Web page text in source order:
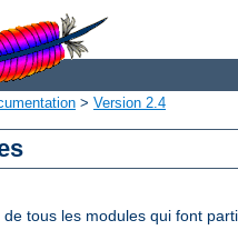
> Version 2.4
tous les modules qui font